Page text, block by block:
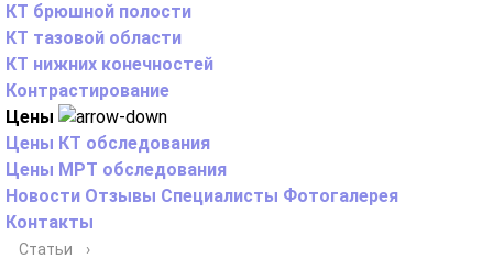
КТ брюшной полости
КТ тазовой области
КТ нижних конечностей
Контрастирование
Цены
Цены КТ обследования
Цены МРТ обследования
Новости Отзывы Специалисты Фотогалерея
Контакты
Статьи ›